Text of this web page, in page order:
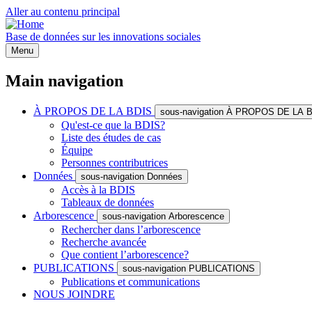
Aller au contenu principal
Base de données sur les innovations sociales
Menu
Main navigation
À PROPOS DE LA BDIS sous-navigation À PROPOS DE LA
Qu'est-ce que la BDIS?
Liste des études de cas
Équipe
Personnes contributrices
Données
sous-navigation Données
Accès à la BDIS
Tableaux de données
Arborescence
sous-navigation Arborescence
Rechercher dans l’arborescence
Recherche avancée
Que contient l’arborescence?
PUBLICATIONS
sous-navigation PUBLICATIONS
Publications et communications
NOUS JOINDRE